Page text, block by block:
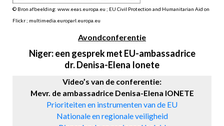
© Bron afbeelding: www.eeas.europa.eu ; EU Civil Protection and Humanitarian Aid on
Flickr ; multimedia.europarl.europa.eu
Avondconferentie
Niger: een gesprek met EU-ambassadrice
dr. Denisa-Elena Ionete
Video’s van de conferentie:
Mevr. de ambassadrice Denisa-Elena IONETE
Prioriteiten en instrumenten van de EU
Nationale en regionale veiligheid